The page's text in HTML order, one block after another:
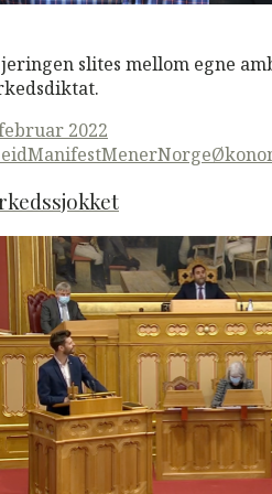
slites mellom egne
2022
ManifestMenerNorge